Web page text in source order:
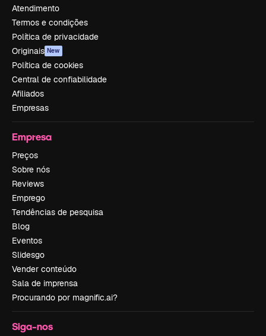
Atendimento
Termos e condições
Política de privacidade
Originais New
Política de cookies
Central de confiabilidade
Afiliados
Empresas
Empresa
Preços
Sobre nós
Reviews
Emprego
Tendências de pesquisa
Blog
Eventos
Slidesgo
Vender conteúdo
Sala de imprensa
Procurando por magnific.ai?
Siga-nos